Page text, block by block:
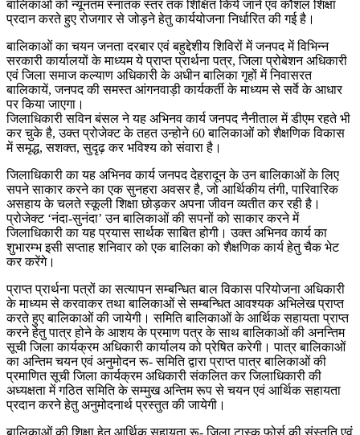
बालिकाओं को न्यूनतम स्नातक स्तर तक शिक्षित किये जाने एवं कौशल शिक्षा
प्रदान करते हुए रोजगार से जोड़ने हेतु कार्ययोजना निर्धारित की गई है।
बालिकाओं का चयन जनता दरबार एवं बहुद्देशीय शिविरों में जनपद में विभिन्न
सरकारी कार्यालयों के माध्यम ये प्राप्त प्रार्थना पत्र, जिला प्रोबेशन अधिकारी
एवं जिला समाज कल्याण अधिकारी के अधीन बालिका गृहों में निवासरत
बालिकायें, जनपद की समस्त आंगनवाड़ी कार्यकर्ती के माध्यम से सर्वे के आधार
पर किया जाएगा।
जिलाधिकारी सविन बंसल ने यह अभिनव कार्य जनपद नैनीताल में डीएम रहते भी
कर चुके है, उक्त प्रोजेक्ट के तहत उन्होने 60 बालिकाओं को शैक्षणिक विकास
में समृद्ध, सशक्त, सुदृढ़ कर भविश्य को संवारा है।
जिलाधिकारी का यह अभिनव कार्य जनपद देहरादून के उन बालिकाओं के लिए
सपने साकार करने का एक सुनहरा अवसर है, जो आर्थिकीय तंगी, पारिवारिक
असहाय के चलते स्कूली शिक्षा छोड़कर अपना जीवन व्यतीत कर रही है।
प्रोजेक्ट ‘नंदा-सुनंदा’ उन बालिकाओं की सपनों को साकार करने में
जिलाधिकारी का यह प्रयास सार्थक साबित होगी। उक्त अभिनव कार्य का
शुभारम्भ इसी सप्ताह शनिवार को एक बालिका को शैक्षणिक कार्य हेतु चैक भेट
कर करेंगे।
प्राप्त प्रार्थना पत्रों का सत्यापन सम्बन्धित बाल विकास परियोजना अधिकारी
के माध्यम से करवाकर तथा बालिकाओं से सम्बन्धित आवश्यक अभिलेख प्राप्त
करते हुए बालिकाओं की जायेगी। समिति बालिकाओं के आर्थिक सहायता प्राप्त
करने हेतु पात्र होने के आशय के प्रमाण पत्र के साथ बालिकाओं की अनन्तिम
सूची जिला कार्यक्रम अधिकारी कार्यालय को प्रेषित करेगी। पात्र बालिकाओं
का अन्तिम चयन एवं अनुमोदन रू- समिति द्वारा प्राप्त पात्र बालिकाओं की
प्रमाणित सूची जिला कार्यक्रम अधिकारी संकलित कर जिलाधिकारी की
अध्यक्षता में गठित समिति के सम्मुख अन्तिम रूप से चयन एवं आर्थिक सहायता
प्रदान करने हेतु अनुमोदनार्थ प्रस्तुत की जायेगी।
बालिकाओं की शिक्षा हेतु आर्थिक सहायता रू- जिला टास्क फोर्स की संस्तुति एवं